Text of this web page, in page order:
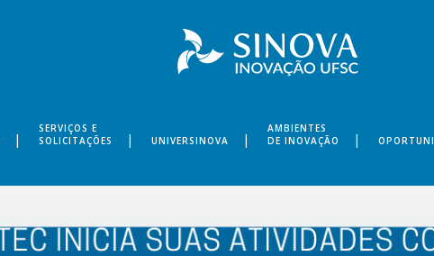
SERVIÇOS E
SOLICITAÇÕES
UNIVERSINOVA
AMBIENTES
DE INOVAÇÃO